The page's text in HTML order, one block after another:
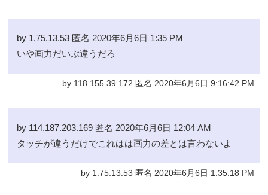
by 1.75.13.53 匿名 2020年6月6日 1:35 PM
いや画力だいぶ違うだろ
by 118.155.39.172 匿名 2020年6月6日 9:16:42 PM
by 114.187.203.169 匿名 2020年6月6日 12:04 AM
タッチが違うだけでこれはは画力の差とは言わないよ
by 1.75.13.53 匿名 2020年6月6日 1:35:18 PM